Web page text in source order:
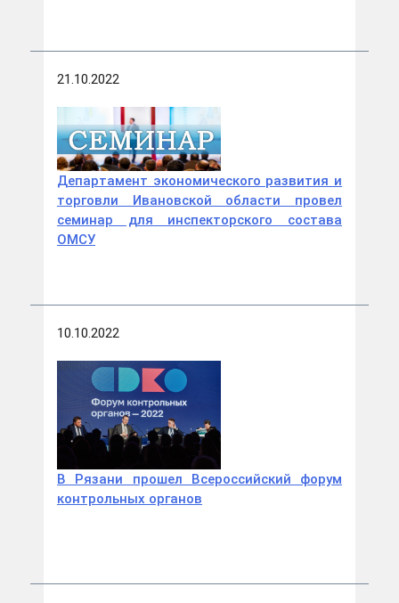
21.10.2022
Департамент экономического развития и
торговли Ивановской области провел
семинар для инспекторского состава
ОМСУ
10.10.2022
В Рязани прошел Всероссийский форум
контрольных органов